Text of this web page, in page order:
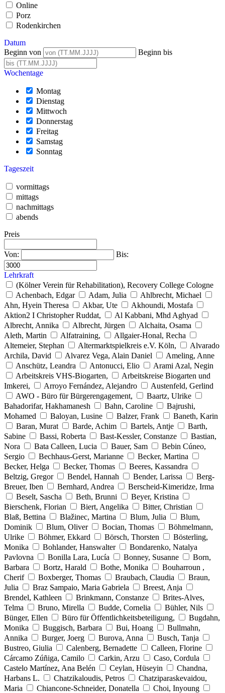
Online
Porz
Rodenkirchen
Datum
Beginn von
Beginn bis
Wochentage
Montag
Dienstag
Mittwoch
Donnerstag
Freitag
Samstag
Sonntag
Tageszeit
vormittags
mittags
nachmittags
abends
Preis
Von: Bis:
Lehrkraft
(Kölner Verein für Rehabilitation), Recovery College Cologne
Achenbach, Edgar
Adam, Julia
Ahlbrecht, Michael
Ahn, Hyein Theresa
Akbar, Ute
Akhoundi, Mostafa
Aktion2 I Christopher Ruddat,
Al Kabbani, Mhd Aghyad
Albrecht, Annika
Albrecht, Jürgen
Alchaita, Osama
Aleth, Martin
Alfatraining,
Allgaier-Honal, Recha
Altemeier, Stephan
Altermarktspielkreis e.V. Köln,
Alvarado
Archila, David
Alvarez Vega, Alain Daniel
Ameling, Anne
Anschütz, Leandra
Antonucci, Elio
Arami Azal, Negin
Arbeitskreis VHS-Biogarten,
Arbeitskreise Biogarten und
Imkerei,
Arroyo Fernández, Alejandro
Austenfeld, Gerlind
AWO - Büro für Bürgerengagement,
Baartz, Ulrike
Bahadorifar, Hakhamanesh
Bahn, Caroline
Bajrushi,
Mohamed
Baloyan, Lusine Balzer, Frank
Baneth, Karin
Baran, Murat
Barde, Achim Bartels, Antje
Barth,
Sabine
Bassi, Roberta Bast-Kessler, Constanze
Bastian,
Nora
Bata Calleen, Lucia Bauer, Sam
Bebin Cúneo,
Sergio
Bechhaus-Gerst, Marianne
Becker, Martina
Becker, Helga
Becker, Thomas
Beeres, Kassandra
Beltzig, Gregor
Bendel, Hannah Bender, Larissa
Berg-
Breuer, Iben
Bernhard, Andrea
Berscheid-Kimeridze, Irma
Beselt, Sascha
Beth, Brunni
Beyer, Kristina
Bierschenk, Florian
Biert, Angelika
Bitter, Christian
Blaß, Bettina
Blažinec, Martina Blum, Julia
Blum,
Dominik
Blum, Oliver Bocian, Thomas
Böhmelmann,
Ulrike
Böhmer, Ekkard Börsch, Thorsten
Bösterling,
Monika
Bohlander, Hanswalter
Bondarenko, Natalya
Pavlovna
Bonilla Lara, Lucía Bonney, Susanne
Born,
Barbara
Bortz, Harald Bothe, Monika
Bouharroun ,
Cherif
Boxberger, Thomas Braubach, Claudia
Braun,
Julia
Braz Sampaio, Maria Gabriela
Breest, Anja
Brendel, Kathleen
Brinkmann, Constanze
Brites-Alves,
Telma
Bruno, Mirella Budde, Cornelia
Bühler, Nils
Bünger, Ellen
Büro für Öffentlichkeitsbeteiligung,
Bugdahn,
Monika
Buggisch, Barbara Bui, Hoang
Bullmahn,
Annika
Burger, Joerg Burova, Anna
Busch, Tanja
Bustreo, Giulia
Calenberg, Bernadette
Calleen, Florine
Cárcamo Zúñiga, Camilo
Carkin, Arzu
Caso, Cordula
Castelo Martínez, Ana Belén
Ceylan, Hüseyin
Chandna,
Harbans L.
Chatzikaloudis, Petros
Chatziparaskevaidou,
Maria
Chiancone-Schneider, Donatella
Choi, Inyoung